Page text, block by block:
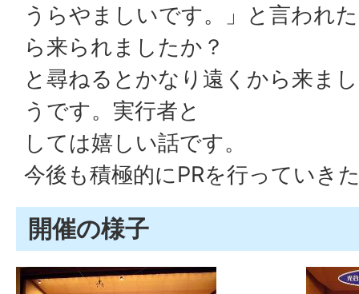
うらやましいです。」と言われ
ら来られましたか？
と尋ねるとかなり遠くから来ま
うです。実行者と
しては嬉しい話です。
今後も積極的にPRを行っていき
開催の様子